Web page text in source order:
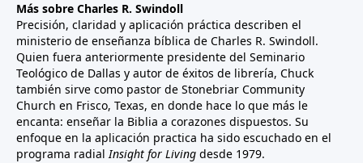
Más sobre Charles R. Swindoll
Precisión, claridad y aplicación práctica describen el
ministerio de enseñanza bíblica de Charles R. Swindoll.
Quien fuera anteriormente presidente del Seminario
Teológico de Dallas y autor de éxitos de librería, Chuck
también sirve como pastor de Stonebriar Community
Church en Frisco, Texas, en donde hace lo que más le
encanta: enseñar la Biblia a corazones dispuestos. Su
enfoque en la aplicación practica ha sido escuchado en el
programa radialInsight for Living desde 1979.